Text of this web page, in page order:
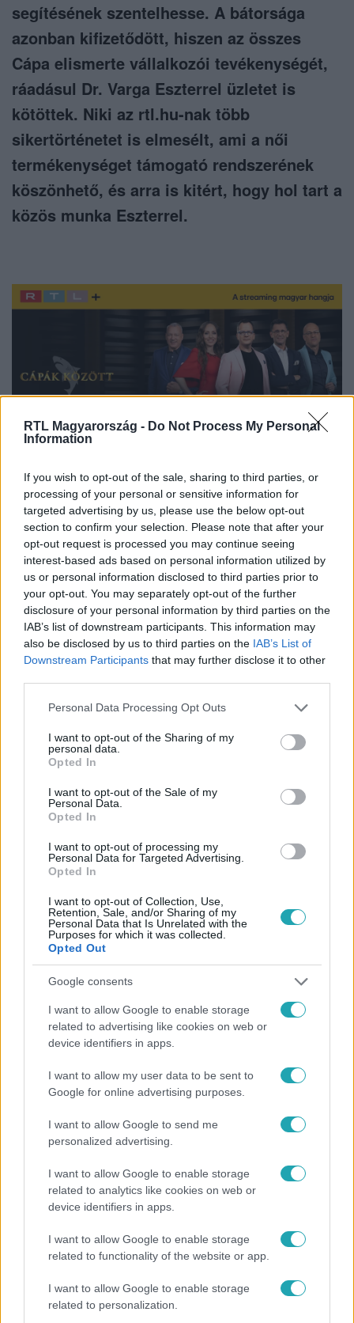
RTL Magyarország - Do Not Process My Personal
Information
If you wish to opt-out of the sale, sharing to third parties, or
processing of your personal or sensitive information for
targeted advertising by us, please use the below opt-out
section to confirm your selection. Please note that after your
opt-out request is processed you may continue seeing
interest-based ads based on personal information utilized by
us or personal information disclosed to third parties prior to
your opt-out. You may separately opt-out of the further
disclosure of your personal information by third parties on the
IAB’s list of downstream participants. This information may
also be disclosed by us to third parties on the IAB’s List of
Downstream Participants that may further disclose it to other
Please note that this website/app uses one or more Google
not limited to your visit or usage behaviour. You may click to
grant or deny consent to Google and its third-party tags to
use your data for below specified purposes in below Google
consent section.
Personal Data Processing Opt Outs
I want to opt-out of the Sharing of my
personal data.
Opted In
I want to opt-out of the Sale of my
Personal Data.
Opted In
I want to opt-out of processing my
Personal Data for Targeted Advertising.
Opted In
I want to opt-out of Collection, Use,
Retention, Sale, and/or Sharing of my
Personal Data that Is Unrelated with the
Purposes for which it was collected.
Opted Out
Google consents
I want to allow Google to enable storage
related to advertising like cookies on web or
device identifiers in apps.
I want to allow my user data to be sent to
Google for online advertising purposes.
I want to allow Google to send me
personalized advertising.
I want to allow Google to enable storage
related to analytics like cookies on web or
device identifiers in apps.
I want to allow Google to enable storage
related to functionality of the website or app.
I want to allow Google to enable storage
related to personalization.
segítésének szentelhesse. A bátorsága
azonban kifizetődött, hiszen az összes
Cápa elismerte vállalkozói tevékenységét,
ráadásul Dr. Varga Eszterrel üzletet is
kötöttek. Niki az rtl.hu-nak több
sikertörténetet is elmesélt, ami a női
termékenységet támogató rendszerének
köszönhető, és arra is kitért, hogy hol tart a
közös munka Eszterrel.
Itt állítsd be, hogy az RTL.hu az elsők között
legyen a Google-találatokban!
Kövess minket, és értesülj a friss hírekről a
Facebookon is!
CÁPÁK KÖZÖTT #VIDEÓ #EXTRA VIDEÓK
HERBCLINIC
DR VARGA ESZTER #TERMÉSZETGYÓGYÁSZAT
Népszerű